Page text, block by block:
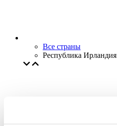
Все страны
Республика Ирландия